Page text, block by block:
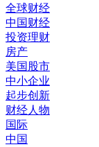
全球财经
中国财经
投资理财
房产
美国股市
中小企业
起步创新
财经人物
国际
中国